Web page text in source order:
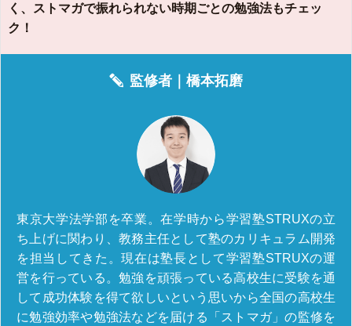
く、ストマガで振れられない時期ごとの勉強法もチェッ
ク！
監修者｜橋本拓磨
東京大学法学部を卒業。在学時から学習塾STRUXの立
ち上げに関わり、教務主任として塾のカリキュラム開発
を担当してきた。現在は塾長として学習塾STRUXの運
営を行っている。勉強を頑張っている高校生に受験を通
して成功体験を得て欲しいという思いから全国の高校生
に勉強効率や勉強法などを届ける「ストマガ」の監修を